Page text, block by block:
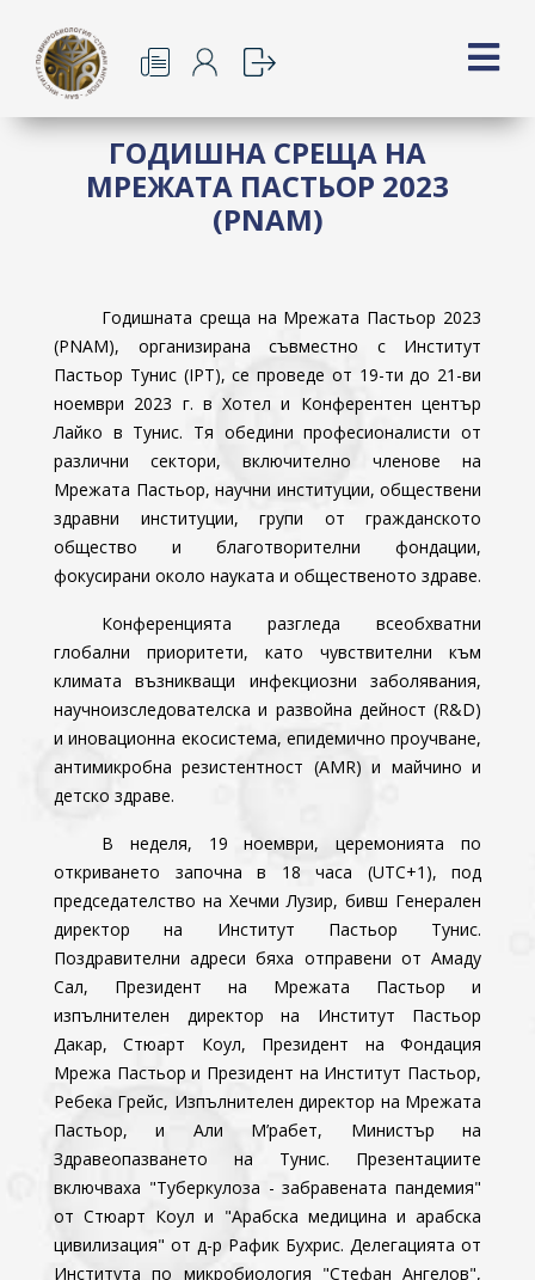
ГОДИШНА СРЕЩА НА
МРЕЖАТА ПАСТЬОР 2023
(PNAM)
Годишната среща на Мрежата Пастьор 2023
(PNAM), организирана съвместно с Институт
Пастьор Тунис (IPT), се проведе от 19-ти до 21-ви
ноември 2023 г. в Хотел и Конферентен център
Лайко в Тунис. Тя обедини професионалисти от
различни сектори, включително членове на
Мрежата Пастьор, научни институции, обществени
здравни институции, групи от гражданското
общество и благотворителни фондации,
фокусирани около науката и общественото здраве.
Конференцията разгледа всеобхватни
глобални приоритети, като чувствителни към
климата възникващи инфекциозни заболявания,
научноизследователска и развойна дейност (R&D)
и иновационна екосистема, епидемично проучване,
антимикробна резистентност (AMR) и майчино и
детско здраве.
В неделя, 19 ноември, церемонията по
откриването започна в 18 часа (UTC+1), под
председателство на Хечми Лузир, бивш Генерален
директор на Институт Пастьор Тунис.
Поздравителни адреси бяха отправени от Амаду
Сал, Президент на Мрежата Пастьор и
изпълнителен директор на Институт Пастьор
Дакар, Стюарт Коул, Президент на Фондация
Мрежа Пастьор и Президент на Институт Пастьор,
Ребека Грейс, Изпълнителен директор на Мрежата
Пастьор, и Али М’рабет, Министър на
Здравеопазването на Тунис. Презентациите
включваха "Туберкулоза - забравената пандемия"
от Стюарт Коул и "Арабска медицина и арабска
цивилизация" от д-р Рафик Бухрис. Делегацията от
Института по микробиология "Стефан Ангелов",